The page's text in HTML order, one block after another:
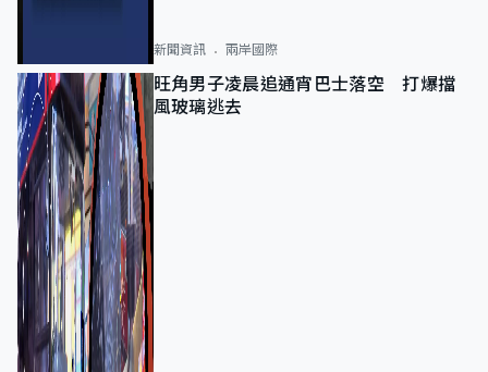
新聞資訊 兩岸國際
旺角男子凌晨追通宵巴士落空 打爆擋
風玻璃逃去